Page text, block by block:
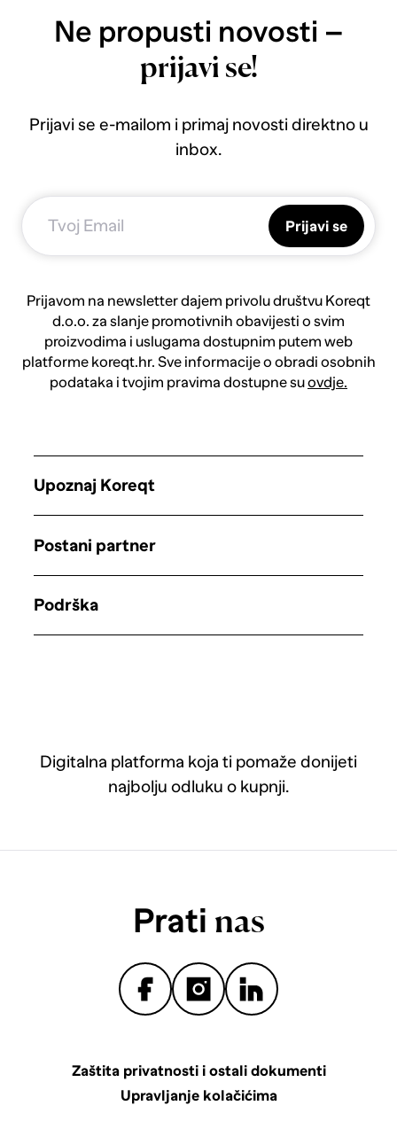
Ne propusti novosti –
prijavi se!
Prijavi se e-mailom i primaj novosti direktno u
inbox.
Prijavi se
Prijavom na newsletter dajem privolu društvu Koreqt
d.o.o. za slanje promotivnih obavijesti o svim
proizvodima i uslugama dostupnim putem web
platforme koreqt.hr. Sve informacije o obradi osobnih
podataka i tvojim pravima dostupne suovdje.
Digitalna platforma koja ti pomaže donijeti
najbolju odluku o kupnji.
Upoznaj Koreqt
Postani partner
Podrška
Prati nas
Zaštita privatnosti i ostali dokumenti
Upravljanje kolačićima